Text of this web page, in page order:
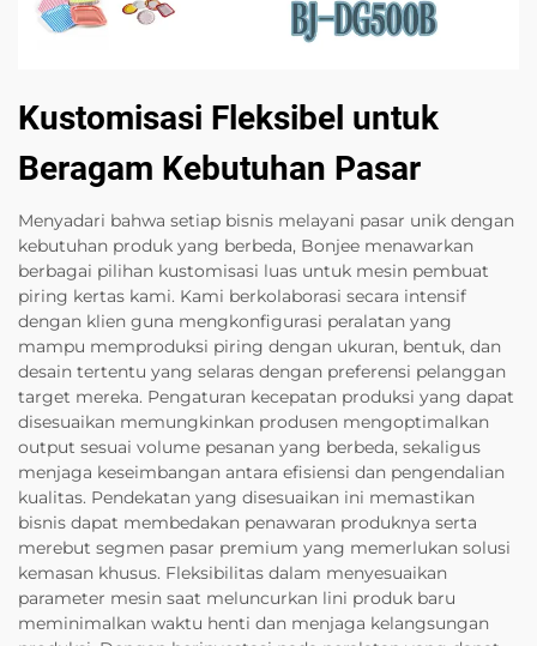
Kustomisasi Fleksibel untuk
Beragam Kebutuhan Pasar
Menyadari bahwa setiap bisnis melayani pasar unik dengan
kebutuhan produk yang berbeda, Bonjee menawarkan
berbagai pilihan kustomisasi luas untuk mesin pembuat
piring kertas kami. Kami berkolaborasi secara intensif
dengan klien guna mengkonfigurasi peralatan yang
mampu memproduksi piring dengan ukuran, bentuk, dan
desain tertentu yang selaras dengan preferensi pelanggan
target mereka. Pengaturan kecepatan produksi yang dapat
disesuaikan memungkinkan produsen mengoptimalkan
output sesuai volume pesanan yang berbeda, sekaligus
menjaga keseimbangan antara efisiensi dan pengendalian
kualitas. Pendekatan yang disesuaikan ini memastikan
bisnis dapat membedakan penawaran produknya serta
merebut segmen pasar premium yang memerlukan solusi
kemasan khusus. Fleksibilitas dalam menyesuaikan
parameter mesin saat meluncurkan lini produk baru
meminimalkan waktu henti dan menjaga kelangsungan